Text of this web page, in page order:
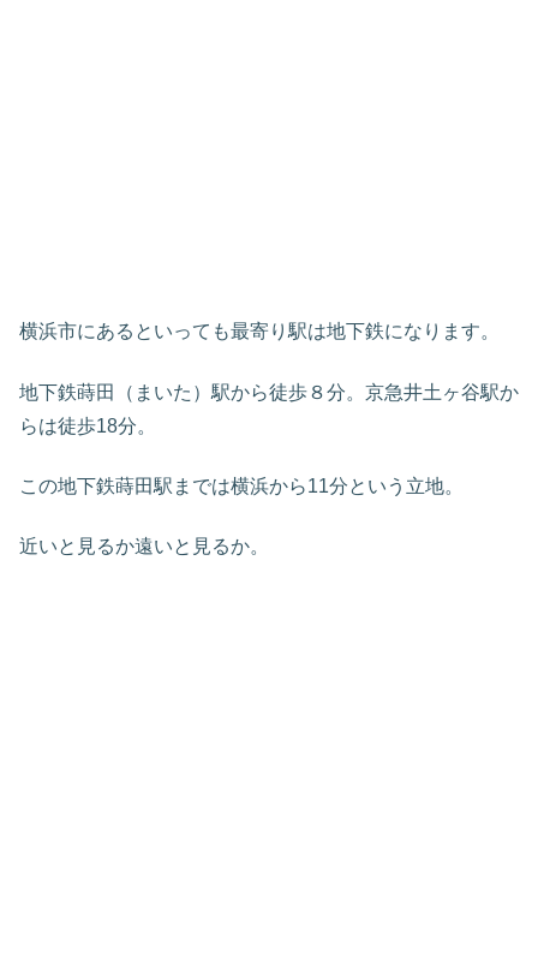
横浜市にあるといっても最寄り駅は地下鉄になります。
地下鉄蒔田（まいた）駅から徒歩８分。京急井土ヶ谷駅か
らは徒歩18分。
この地下鉄蒔田駅までは横浜から11分という立地。
近いと見るか遠いと見るか。